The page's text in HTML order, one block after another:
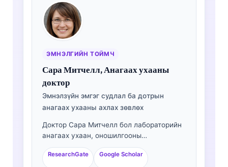
биомаркерын тайлбар болон
лабораторийн оношилгооны чиглэлээр
лабораторийн анагаах ухааны сэдвүүд
дээр өргөн хүрээнд хэвлүүлсэн.
ЭМНЭЛГИЙН ТОЙМЧ
Сара Митчелл, Анагаах ухааны
доктор
Эмнэлзүйн эмгэг судлал ба дотрын
анагаах ухааны ахлах зөвлөх
Доктор Сара Митчелл бол лабораторийн
анагаах ухаан, оношилгооны
шинжилгээнд 18+ жилийн туршлагатай,
зөвлөлөөр баталгаажсан клиник эмгэг
ResearchGate Google Scholar